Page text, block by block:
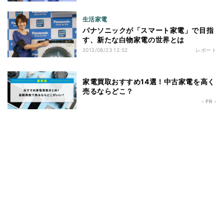
生活家電
パナソニックが「スマート家電」で目指
す、新たな白物家電の世界とは
2012/08/23 12:52 レポート
家電買取おすすめ14選！中古家電を高く
売るならどこ？
- PR -